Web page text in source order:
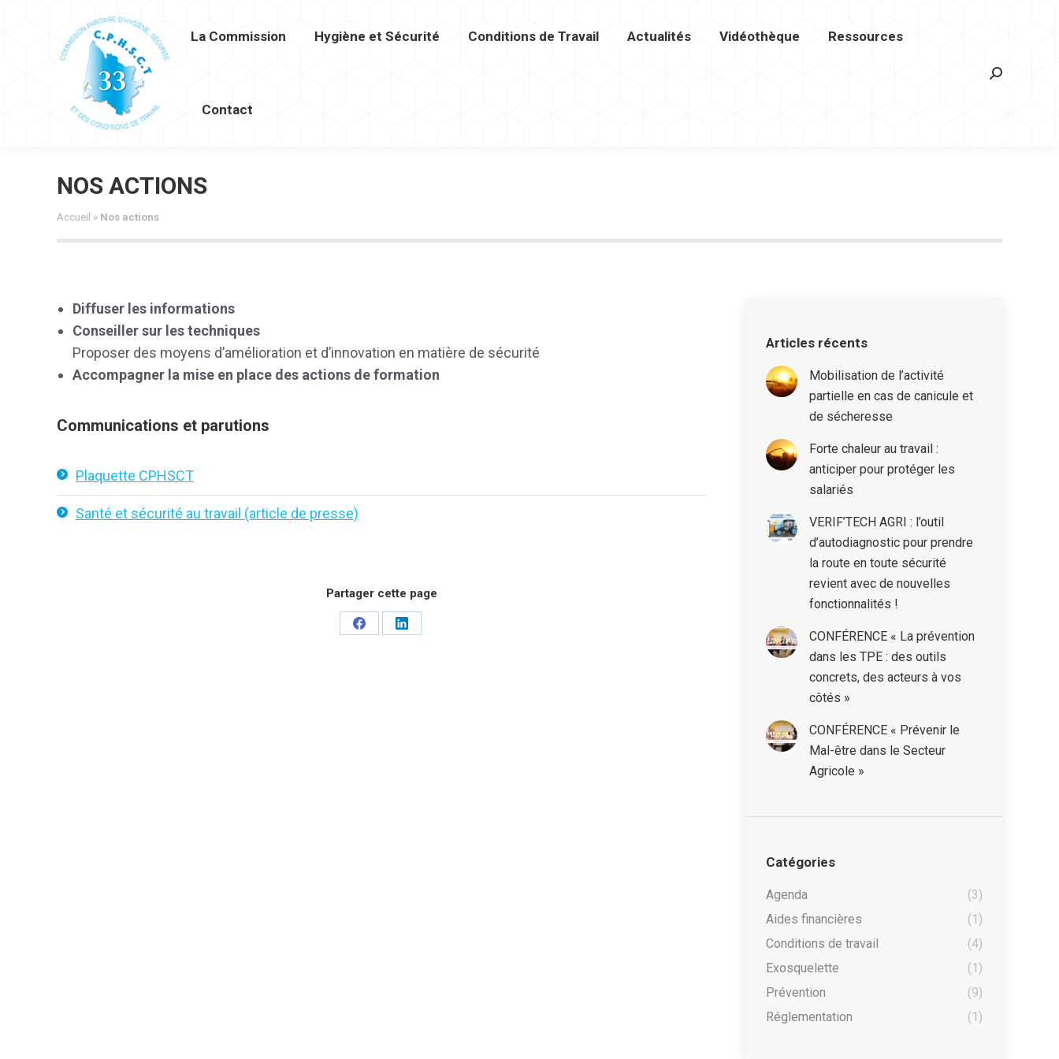
La Commission Hygiène et Sécurité Conditions de Travail Actualités Vidéothèque Ressources
Contact
Recherche
NOS ACTIONS
Accueil » Nos actions
Diffuser les informations
Conseiller sur les techniques
Proposer des moyens d’amélioration et d’innovation en matière de sécurité
Accompagner la mise en place des actions de formation
Communications et parutions
Plaquette CPHSCT
Santé et sécurité au travail (article de presse)
Partager cette page
Share
Share
Articles récents
Mobilisation de l’activité
partielle en cas de canicule et
de sécheresse
Forte chaleur au travail :
anticiper pour protéger les
salariés
VERIF’TECH AGRI : l’outil
d’autodiagnostic pour prendre
la route en toute sécurité
revient avec de nouvelles
fonctionnalités !
CONFÉRENCE « La prévention
dans les TPE : des outils
concrets, des acteurs à vos
côtés »
CONFÉRENCE « Prévenir le
Mal-être dans le Secteur
Agricole »
Catégories
Agenda
(3)
Aides financières
(1)
Conditions de travail
(4)
Exosquelette
(1)
Prévention
(9)
Réglementation
(1)
La Commission Hygiène et Sécurité Conditions de Travail Actualités Vidéothèque Ressources Contact